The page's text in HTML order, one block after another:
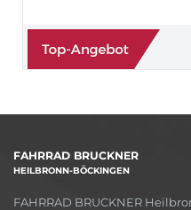
FAHRRAD BRUCKNER
HEILBRONN-BÖCKINGEN
FAHRRAD BRUCKNER